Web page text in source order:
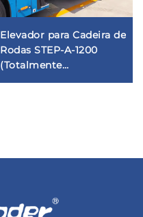
Elevador para Cadeira de
Rodas STEP-A-1200
(Totalmente
Automático)